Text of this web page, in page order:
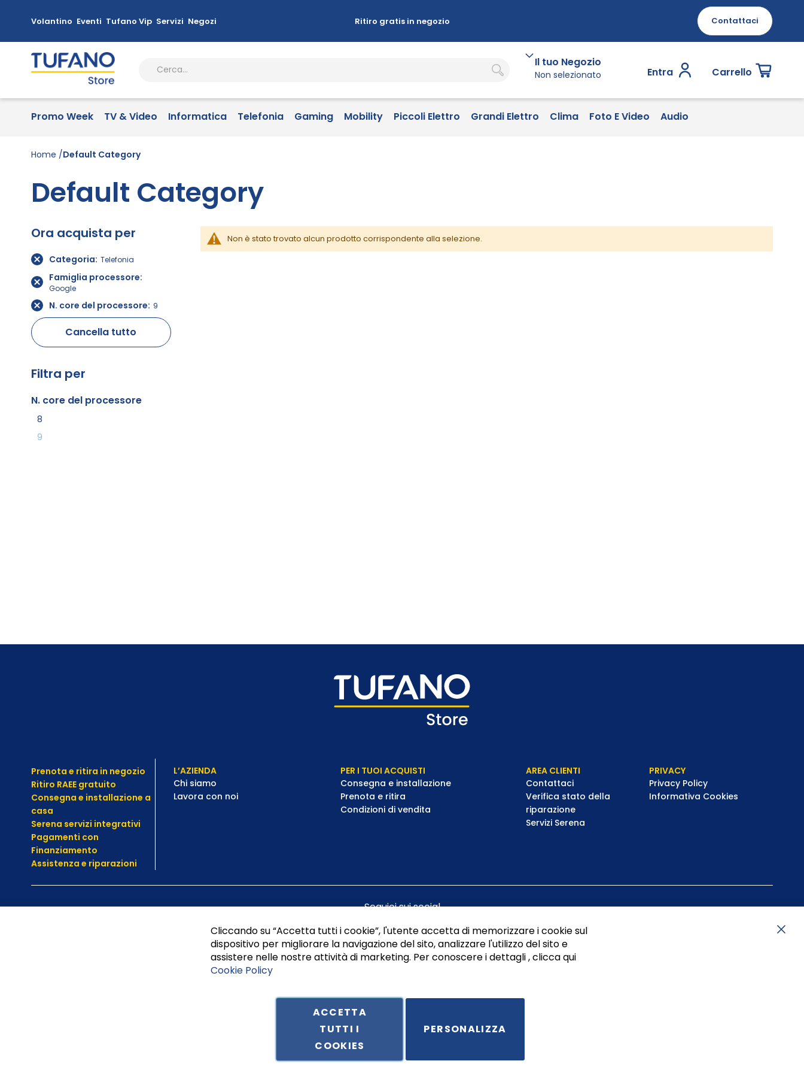
Volantino Eventi Tufano Vip Servizi Negozi Ritiro gratis in negozio Contattaci
Il tuo Negozio
Non selezionato Entra Carrello
Promo Week TV & Video Informatica Telefonia Gaming Mobility Piccoli Elettro Grandi Elettro Clima Foto E Video Audio
Home Default Category
Default Category
Non è stato trovato alcun prodotto corrispondente alla selezione.
Ora acquista per
Categoria Telefonia
Famiglia processore
Google
N. core del processore 9
Cancella tutto
Filtra per
N. core del processore
8
9
Prenota e ritira in negozio
Ritiro RAEE gratuito
Consegna e installazione a
casa
Serena servizi integrativi
Pagamenti con
Finanziamento
Assistenza e riparazioni
L’AZIENDA
Chi siamo
Lavora con noi
PER I TUOI ACQUISTI
Consegna e installazione
Prenota e ritira
Condizioni di vendita
AREA CLIENTI
Contattaci
Verifica stato della
riparazione
Servizi Serena
PRIVACY
Privacy Policy
Informativa Cookies
Seguici sui social
Tufano Teresa S.r.l’. Cap. Soc. i.v. € 312.000,00 - Sede legale in Via Principe di Piemonte 199, cap. 80026 Casoria (NA) - C.F. 05834470634 - P.I. 01465221214, iscritta alla C.C.I.A.A.
Cliccando su “Accetta tutti i cookie”, l'utente accetta di memorizzare i cookie sul
dispositivo per migliorare la navigazione del sito, analizzare l'utilizzo del sito e
assistere nelle nostre attività di marketing. Per conoscere i dettagli , clicca qui
Cookie Policy
ACCETTA
TUTTI I
COOKIES
PERSONALIZZA